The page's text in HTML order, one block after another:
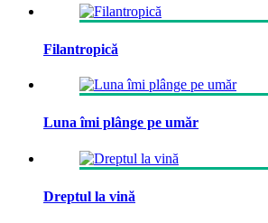
Filantropică
Luna îmi plânge pe umăr
Dreptul la vină